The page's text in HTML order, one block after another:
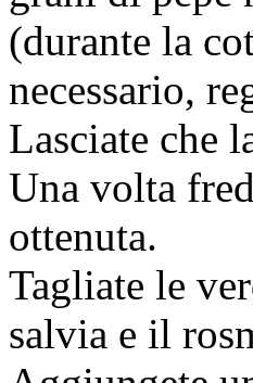
(durante la
necessario,
Lasciate che
Una volta
ottenuta.
Tagliate le
salvia e il